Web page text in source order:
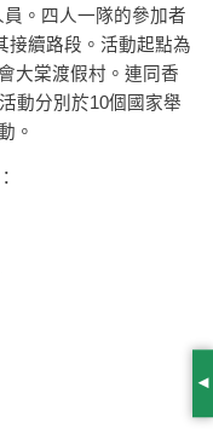
。四人一隊的參加者
接續路段。活動起點為
大棠渡假村。連同香
動分別於10個國家舉
。